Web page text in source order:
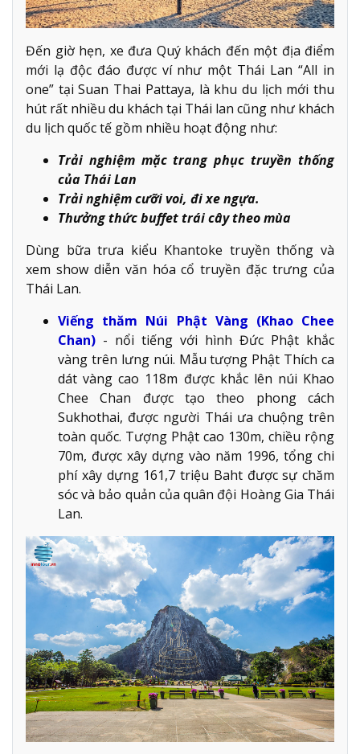
Đến giờ hẹn, xe đưa Quý khách đến một địa điểm
mới lạ độc đáo được ví như một Thái Lan “All in
one” tại Suan Thai Pattaya, là khu du lịch mới thu
hút rất nhiều du khách tại Thái lan cũng như khách
du lịch quốc tế gồm nhiều hoạt động như:
Trải nghiệm mặc trang phục truyền thống
của Thái Lan
Trải nghiệm cưỡi voi, đi xe ngựa.
Thưởng thức buffet trái cây theo mùa
Dùng bữa trưa kiểu Khantoke truyền thống và
xem show diễn văn hóa cổ truyền đặc trưng của
Thái Lan.
Viếng thăm Núi Phật Vàng (Khao Chee
Chan) - nổi tiếng với hình Đức Phật khắc
vàng trên lưng núi. Mẫu tượng Phật Thích ca
dát vàng cao 118m được khắc lên núi Khao
Chee Chan được tạo theo phong cách
Sukhothai, được người Thái ưa chuộng trên
toàn quốc. Tượng Phật cao 130m, chiều rộng
70m, được xây dựng vào năm 1996, tổng chi
phí xây dựng 161,7 triệu Baht được sự chăm
sóc và bảo quản của quân đội Hoàng Gia Thái
Lan.